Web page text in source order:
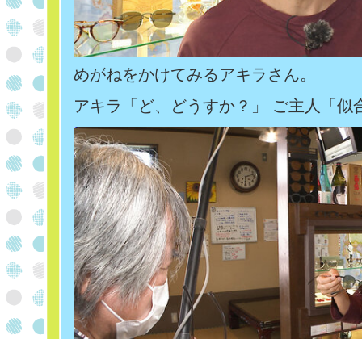
めがねをかけてみるアキラさん。
アキラ「ど、どうすか？」 ご主人「似